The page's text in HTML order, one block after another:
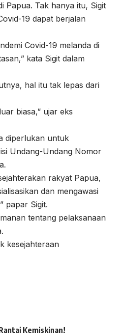
Papua. Tak hanya itu, Sigit
19 dapat berjalan
Covid-19 melanda di
kata Sigit dalam
hal itu tak lepas dari
biasa,” ujar eks
diperlukan untuk
Undang-Undang Nomor
rakyat Papua,
dan mengawasi
papar Sigit.
tentang pelaksanaan
kesejahteraan
Kemiskinan!